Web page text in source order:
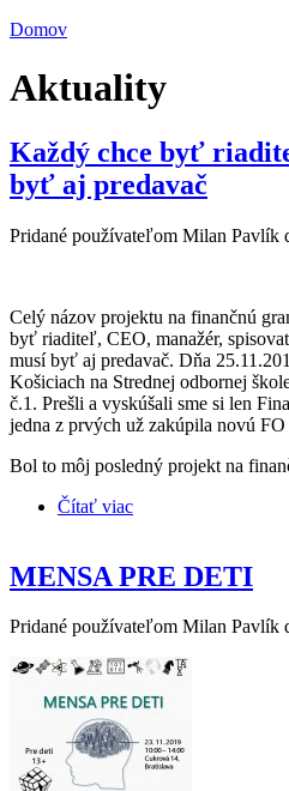
Domov
Aktuality
Každý chce byť
byť aj predavač
Pridané používateľom Milan Pavlík
Celý názov projektu na finančnú
byť riaditeľ, CEO, manažér,
musí byť aj predavač. Dňa
Košiciach na Strednej odbornej
č.1. Prešli a vyskúšali sme si len
jedna z prvých už zakúpila novú
Bol to môj posledný projekt na
Čítať viac
MENSA PRE DETI
Pridané používateľom Milan Pavlík